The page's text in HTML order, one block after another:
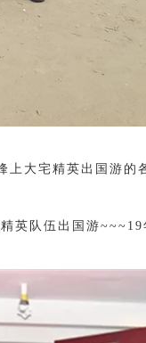
大宅精英出国游的
英队伍出国游~~~19